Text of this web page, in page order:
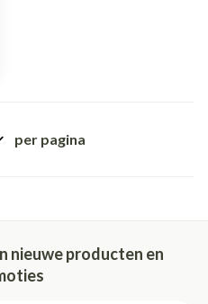
per pagina
nieuwe producten en